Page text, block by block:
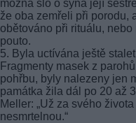
možná šlo o syna její
že oba zemřeli při porodu,
obětováno při rituálu,
pouto.
5. Byla uctívána ještě
Fragmenty masek z
pohřbu, byly nalezeny jen
památka žila dál po 20 až
Meller: „Už za svého
nesmrtelnou.“